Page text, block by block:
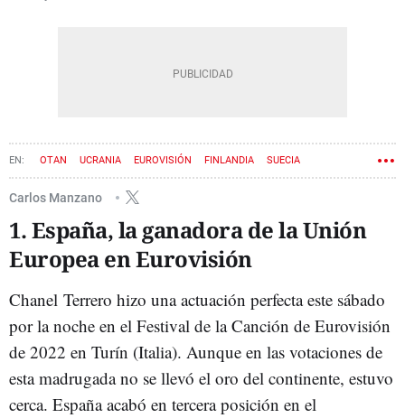
OTAN UCRANIA EUROVISIÓN FINLANDIA SUECIA
Carlos Manzano
1. España, la ganadora de la Unión
Europea en Eurovisión
Chanel Terrero hizo una actuación perfecta este sábado
por la noche en el Festival de la Canción de Eurovisión
de 2022 en Turín (Italia). Aunque en las votaciones de
esta madrugada no se llevó el oro del continente, estuvo
cerca. España acabó en tercera posición en el